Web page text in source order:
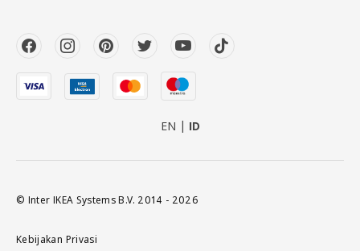
EN ID
© Inter IKEA Systems B.V. 2014 - 2026
Kebijakan Privasi